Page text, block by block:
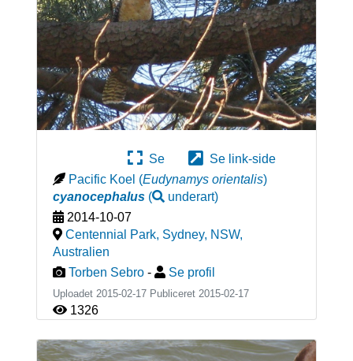
Se
Se link-side
Pacific Koel (Eudynamys orientalis)
cyanocephalus( underart)
2014-10-07
Centennial Park, Sydney, NSW,
Australien
Torben Sebro - Se profil
Uploadet 2015-02-17 Publiceret 2015-02-17
1326